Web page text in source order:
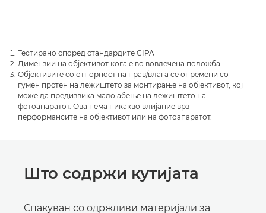
Тестирано според стандардите CIPA
Димензии на објективот кога е во вовлечена положба
Објективите со отпорност на прав/влага се опремени со
гумен прстен на лежиштето за монтирање на објективот, кој
може да предизвика мало абење на лежиштето на
фотоапаратот. Ова нема никакво влијание врз
перформансите на објективот или на фотоапаратот.
Што содржи кутијата
Спакуван со одржливи материјали за